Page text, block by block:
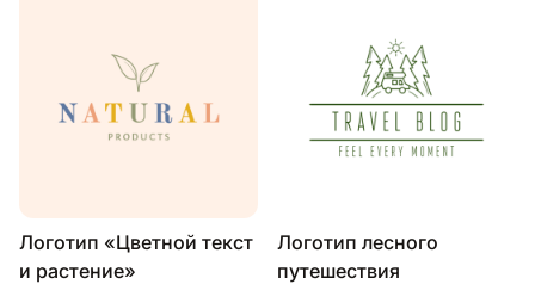
Логотип «Цветной текст
и растение»
Логотип лесного
путешествия